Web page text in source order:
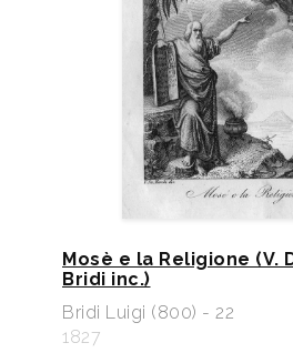
Mosè e la Religione (V.
Bridi inc.)
Bridi Luigi (800) - 22
1827